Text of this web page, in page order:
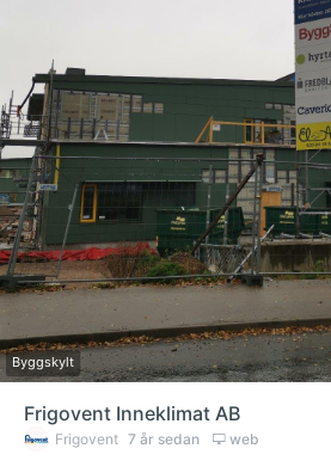
Byggskylt
Frigovent Inneklimat AB
Frigovent 7 år sedan web